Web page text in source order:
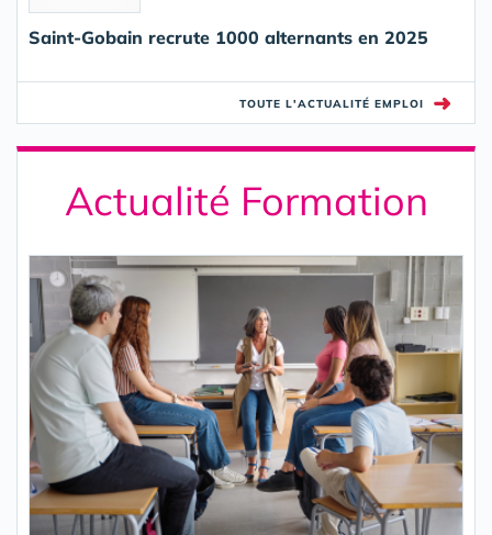
Saint-Gobain recrute 1000 alternants en 2025
TOUTE L'ACTUALITÉ EMPLOI ➜
Actualité Formation